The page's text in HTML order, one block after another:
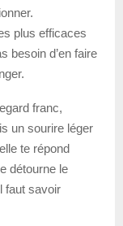
plus efficaces
besoin d’en faire
franc,
un sourire léger
te répond
détourne le
faut savoir